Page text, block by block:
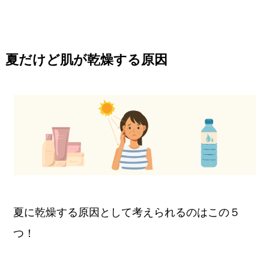
夏だけど肌が乾燥する原因
夏に乾燥する原因として考えられるのはこの５
つ！